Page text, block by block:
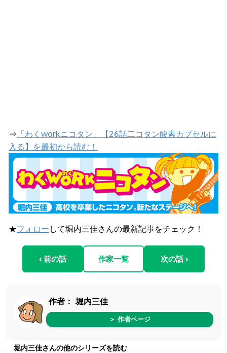
⇒ 「わくworkニコタン」【26話二コタン酸素カプセルに
入る】を最初から読む！
★フォロー して堀内三佳さんの最新記事をチェック！
‹ 前の話 作家一覧 次の話 ›
作者： 堀内三佳
＞ 作者ページ
堀内三佳さんの他のシリーズを読む